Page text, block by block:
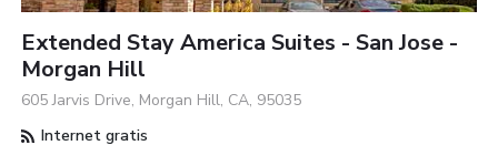
Extended Stay America Suites - San Jose -
Morgan Hill
605 Jarvis Drive, Morgan Hill, CA, 95035
Internet gratis